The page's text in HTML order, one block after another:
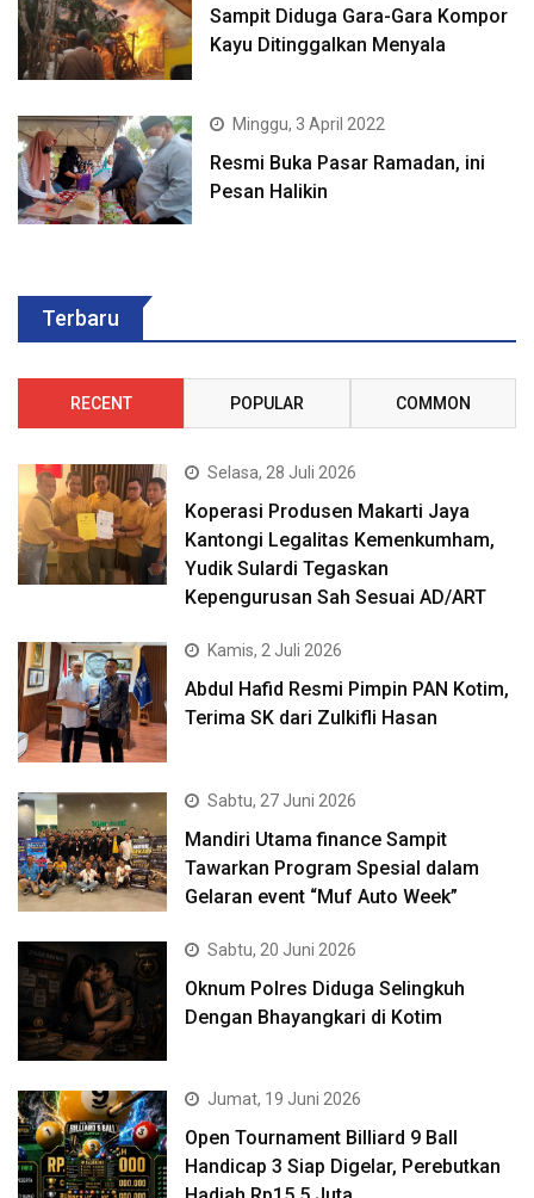
Sampit Diduga Gara-Gara Kompor
Kayu Ditinggalkan Menyala
Minggu, 3 April 2022
Resmi Buka Pasar Ramadan, ini
Pesan Halikin
Terbaru
RECENT POPULAR COMMON
Selasa, 28 Juli 2026
Koperasi Produsen Makarti Jaya
Kantongi Legalitas Kemenkumham,
Yudik Sulardi Tegaskan
Kepengurusan Sah Sesuai AD/ART
Kamis, 2 Juli 2026
Abdul Hafid Resmi Pimpin PAN Kotim,
Terima SK dari Zulkifli Hasan
Sabtu, 27 Juni 2026
Mandiri Utama finance Sampit
Tawarkan Program Spesial dalam
Gelaran event “Muf Auto Week”
Sabtu, 20 Juni 2026
Oknum Polres Diduga Selingkuh
Dengan Bhayangkari di Kotim
Jumat, 19 Juni 2026
Open Tournament Billiard 9 Ball
Handicap 3 Siap Digelar, Perebutkan